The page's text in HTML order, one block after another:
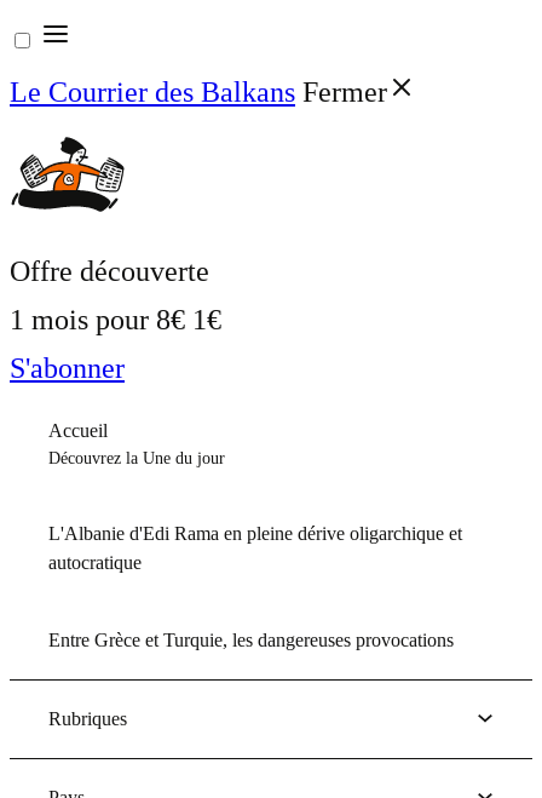
Aller
au
contenu
Le Courrier des Balkans Fermer
Offre découverte
1 mois pour 8€ 1€
S'abonner
Accueil
Découvrez la Une du jour
L'Albanie d'Edi Rama en pleine dérive oligarchique et
autocratique
Entre Grèce et Turquie, les dangereuses provocations
Rubriques